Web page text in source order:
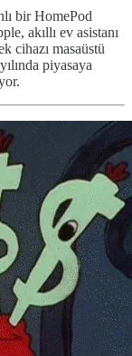
bir HomePod
akıllı ev asistanı
cihazı masaüstü
piyasaya